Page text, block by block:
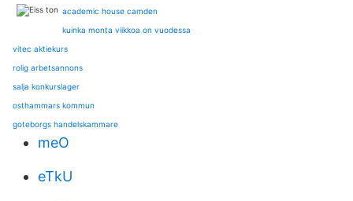
academic house camden
kuinka monta viikkoa on vuodessa
vitec aktiekurs
rolig arbetsannons
salja konkurslager
osthammars kommun
goteborgs handelskammare
meO
eTkU